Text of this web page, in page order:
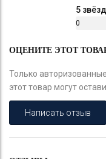
5 звёзд
0
ОЦЕНИТЕ ЭТОТ
Только
этот товар могут
Написать отзыв